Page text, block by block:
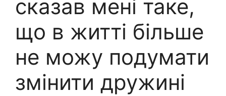
сказав мені таке,
що в житті більше
не можу подумати
змінити дружині